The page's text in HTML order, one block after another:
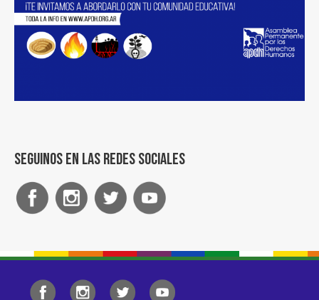
Seguinos en las redes sociales